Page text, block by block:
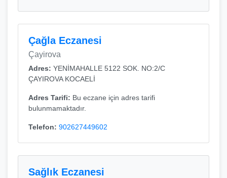
Çağla Eczanesi
Çayirova
Adres: YENİMAHALLE 5122 SOK. NO:2/C
ÇAYIROVA KOCAELİ
Adres Tarifi: Bu eczane için adres tarifi
bulunmamaktadır.
Telefon: 902627449602
Sağlık Eczanesi